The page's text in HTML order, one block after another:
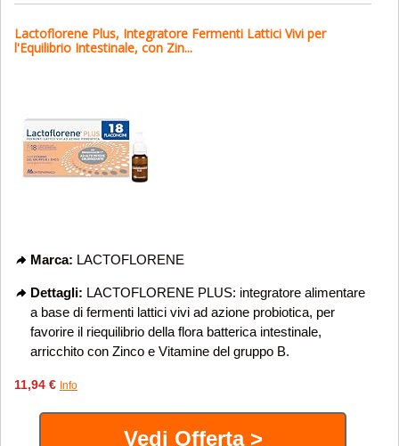
Lactoflorene Plus, Integratore Fermenti Lattici Vivi per
l'Equilibrio Intestinale, con Zin...
Marca: LACTOFLORENE
Dettagli: LACTOFLORENE PLUS: integratore alimentare
a base di fermenti lattici vivi ad azione probiotica, per
favorire il riequilibrio della flora batterica intestinale,
arricchito con Zinco e Vitamine del gruppo B.
11,94 € Info
Vedi Offerta >